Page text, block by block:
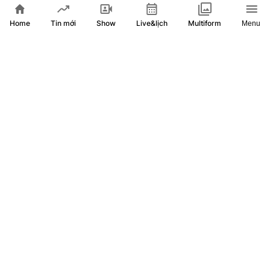
cao tại toàn bộ không gian công cộng
Home Tin mới Show Live&lịch Multiform Menu